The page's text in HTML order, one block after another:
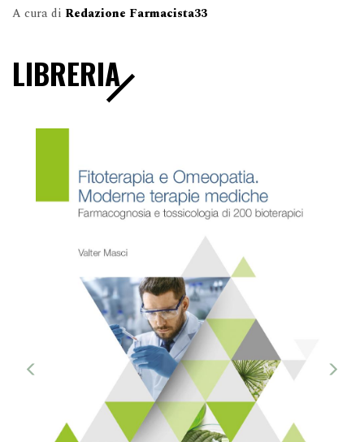
A cura di Redazione Farmacista33
LIBRERIA